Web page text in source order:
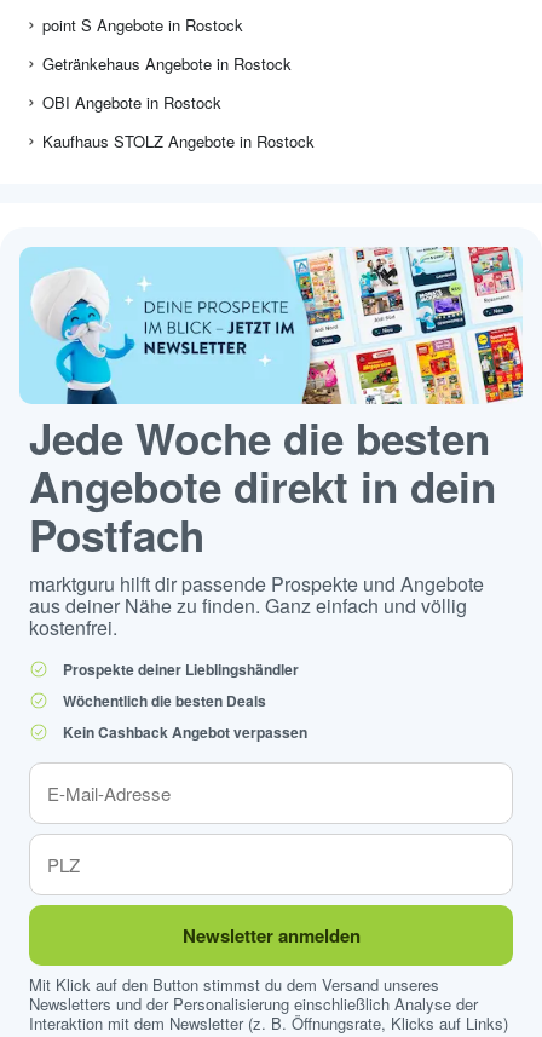
point S Angebote in Rostock
Getränkehaus Angebote in Rostock
OBI Angebote in Rostock
Kaufhaus STOLZ Angebote in Rostock
Jede Woche die besten
Angebote direkt in dein
Postfach
marktguru hilft dir passende Prospekte und Angebote
aus deiner Nähe zu finden. Ganz einfach und völlig
kostenfrei.
Prospekte deiner Lieblingshändler
Wöchentlich die besten Deals
Kein Cashback Angebot verpassen
Newsletter anmelden
Mit Klick auf den Button stimmst du dem Versand unseres
Newsletters und der Personalisierung einschließlich Analyse der
Interaktion mit dem Newsletter (z. B. Öffnungsrate, Klicks auf Links)